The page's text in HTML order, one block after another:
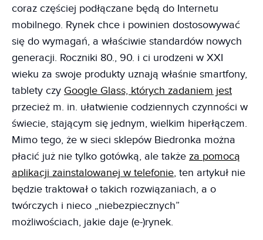
coraz częściej podłączane będą do Internetu
mobilnego. Rynek chce i powinien dostosowywać
się do wymagań, a właściwie standardów nowych
generacji. Roczniki 80., 90. i ci urodzeni w XXI
wieku za swoje produkty uznają właśnie smartfony,
tablety czy Google Glass, których zadaniem jest
przecież m. in. ułatwienie codziennych czynności w
świecie, stającym się jednym, wielkim hiperłączem.
Mimo tego, że w sieci sklepów Biedronka można
płacić już nie tylko gotówką, ale także za pomocą
aplikacji zainstalowanej w telefonie, ten artykuł nie
będzie traktował o takich rozwiązaniach, a o
twórczych i nieco „niebezpiecznych”
możliwościach, jakie daje (e-)rynek.